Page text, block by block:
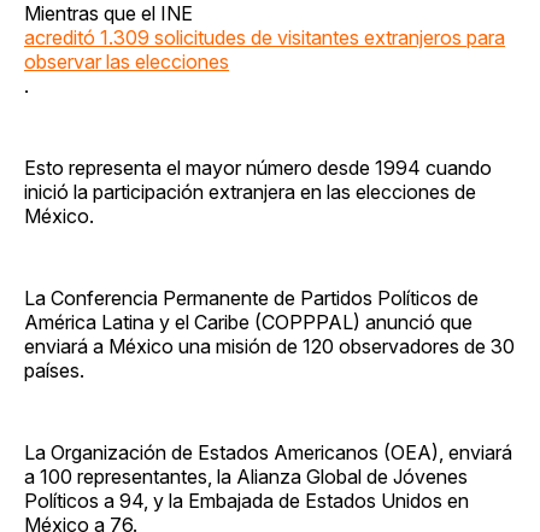
Mientras que el INE
acreditó 1.309 solicitudes de visitantes extranjeros para
observar las elecciones
.
Esto representa el mayor número desde 1994 cuando
inició la participación extranjera en las elecciones de
México.
La Conferencia Permanente de Partidos Políticos de
América Latina y el Caribe (COPPPAL) anunció que
enviará a México una misión de 120 observadores de 30
países.
La Organización de Estados Americanos (OEA), enviará
a 100 representantes, la Alianza Global de Jóvenes
Políticos a 94, y la Embajada de Estados Unidos en
México a 76.